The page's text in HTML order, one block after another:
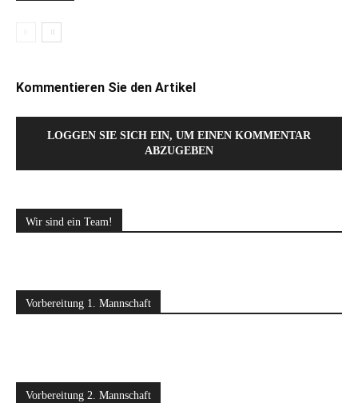
Kommentieren Sie den Artikel
LOGGEN SIE SICH EIN, UM EINEN KOMMENTAR
ABZUGEBEN
Wir sind ein Team!
Vorbereitung 1. Mannschaft
Vorbereitung 2. Mannschaft